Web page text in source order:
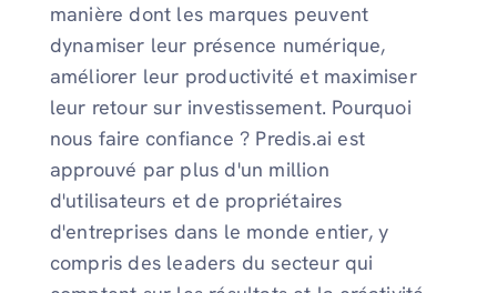
manière dont les marques peuvent
dynamiser leur présence numérique,
améliorer leur productivité et maximiser
leur retour sur investissement. Pourquoi
nous faire confiance ? Predis.ai est
approuvé par plus d'un million
d'utilisateurs et de propriétaires
d'entreprises dans le monde entier, y
compris des leaders du secteur qui